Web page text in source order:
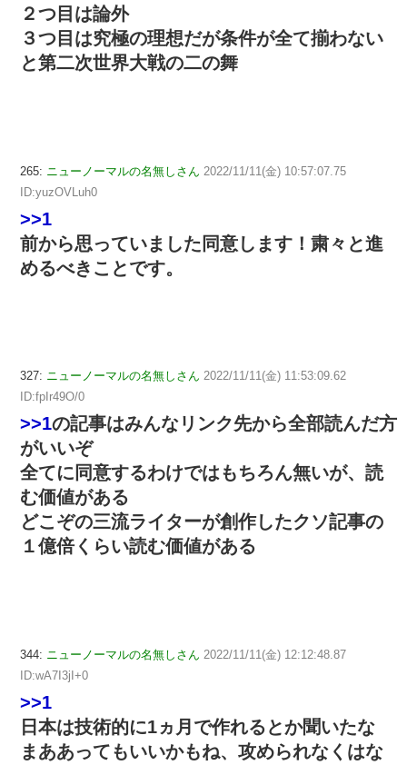
２つ目は論外
３つ目は究極の理想だが条件が全て揃わない
と第二次世界大戦の二の舞
265: ニューノーマルの名無しさん 2022/11/11(金) 10:57:07.75
ID:yuzOVLuh0
>>1
前から思っていました同意します！粛々と進
めるべきことです。
327: ニューノーマルの名無しさん 2022/11/11(金) 11:53:09.62
ID:fpIr49O/0
>>1の記事はみんなリンク先から全部読んだ方
がいいぞ
全てに同意するわけではもちろん無いが、読
む価値がある
どこぞの三流ライターが創作したクソ記事の
１億倍くらい読む価値がある
344: ニューノーマルの名無しさん 2022/11/11(金) 12:12:48.87
ID:wA7I3jI+0
>>1
日本は技術的に1ヵ月で作れるとか聞いたな
まああってもいいかもね、攻められなくはな